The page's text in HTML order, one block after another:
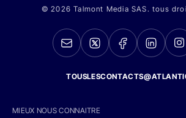
© 2026 Talmont Media SAS. tous
MIEUX NOUS CONNAITRE